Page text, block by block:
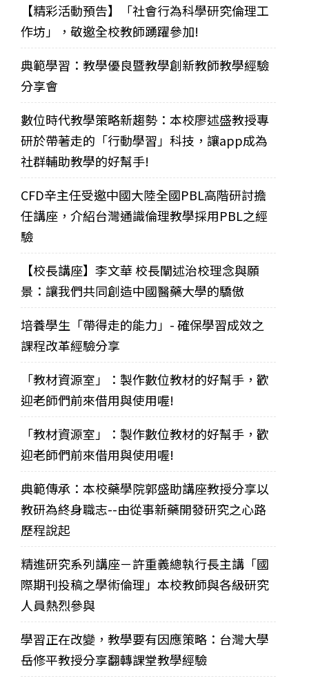
【精彩活動預告】「社會行為科學研究倫理工
作坊」，敬邀全校教師踴躍參加!
典範學習：教學優良暨教學創新教師教學經驗
分享會
數位時代教學策略新趨勢：本校廖述盛教授專
研於帶著走的「行動學習」科技，讓app成為
社群輔助教學的好幫手!
CFD辛主任受邀中國大陸全國PBL高階研討擔
任講座，介紹台灣通識倫理教學採用PBL之經
驗
【校長講座】李文華 校長闡述治校理念與願
景：讓我們共同創造中國醫藥大學的驕傲
培養學生「帶得走的能力」- 確保學習成效之
課程改革經驗分享
「教材資源室」：製作數位教材的好幫手，歡
迎老師們前來借用與使用喔!
「教材資源室」：製作數位教材的好幫手，歡
迎老師們前來借用與使用喔!
典範傳承：本校藥學院郭盛助講座教授分享以
教研為終身職志--由從事新藥開發研究之心路
歷程說起
精進研究系列講座－許重義總執行長主講「國
際期刊投稿之學術倫理」本校教師與各級研究
人員熱烈參與
學習正在改變，教學要有因應策略：台灣大學
岳修平教授分享翻轉課堂教學經驗